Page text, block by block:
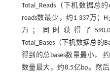
Total_Reads（下机数据总
reads数最少，约1 337万；H
万；同时获得了
Total_Bases（下机数据总的
得到的总bases数量最小，
数量最大，约8.5亿bp。然